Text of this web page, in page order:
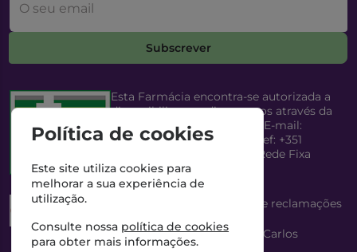
O seu email
Subscrever
Esta Farmácia encontra-se autorizada a
disponibilizar medicamentos através da
Internet, pelo Infarmed, I.P. E-mail:
infarmed@infarmed.pt
| Telef: +351
217987100 (Chamada para Rede Fixa
Nacional)
Esta Farmácia dispõe de livro de reclamações
Director Técnico e Proprietário: António Carlos
Saraiva Cabral Costa
Política de cookies
Este site utiliza cookies para
melhorar a sua experiência de
utilização.
Consulte nossa política de cookies
para obter mais informações.